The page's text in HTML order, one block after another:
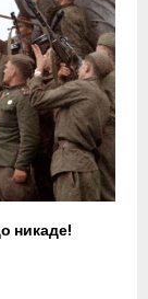
никаде!